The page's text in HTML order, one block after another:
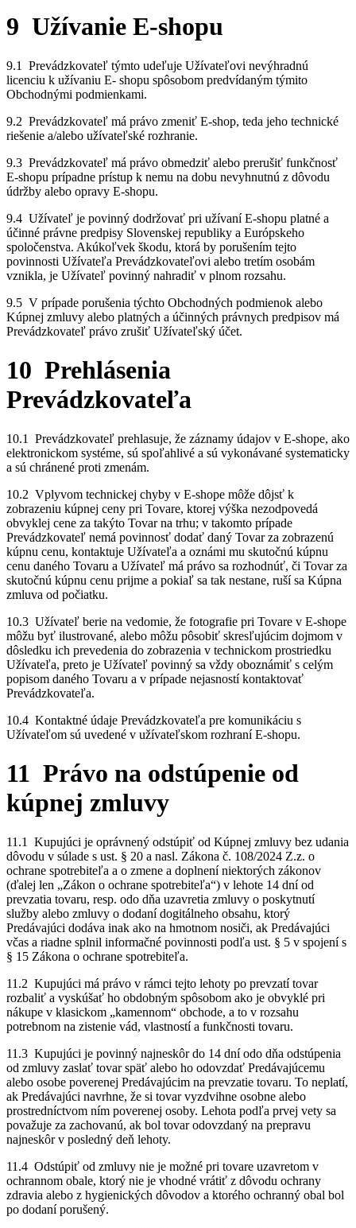
9 Užívanie E-shopu
9.1 Prevádzkovateľ týmto udeľuje Užívateľovi nevýhradnú
licenciu k užívaniu E- shopu spôsobom predvídaným týmito
Obchodnými podmienkami.
9.2 Prevádzkovateľ má právo zmeniť E-shop, teda jeho technické
riešenie a/alebo užívateľské rozhranie.
9.3 Prevádzkovateľ má právo obmedziť alebo prerušiť funkčnosť
E-shopu prípadne prístup k nemu na dobu nevyhnutnú z dôvodu
údržby alebo opravy E-shopu.
9.4 Užívateľ je povinný dodržovať pri užívaní E-shopu platné a
účinné právne predpisy Slovenskej republiky a Európskeho
spoločenstva. Akúkoľvek škodu, ktorá by porušením tejto
povinnosti Užívateľa Prevádzkovateľovi alebo tretím osobám
vznikla, je Užívateľ povinný nahradiť v plnom rozsahu.
9.5 V prípade porušenia týchto Obchodných podmienok alebo
Kúpnej zmluvy alebo platných a účinných právnych predpisov má
Prevádzkovateľ právo zrušiť Užívateľský účet.
10 Prehlásenia
Prevádzkovateľa
10.1 Prevádzkovateľ prehlasuje, že záznamy údajov v E-shope, ako
elektronickom systéme, sú spoľahlivé a sú vykonávané systematicky
a sú chránené proti zmenám.
10.2 Vplyvom technickej chyby v E-shope môže dôjsť k
zobrazeniu kúpnej ceny pri Tovare, ktorej výška nezodpovedá
obvyklej cene za takýto Tovar na trhu; v takomto prípade
Prevádzkovateľ nemá povinnosť dodať daný Tovar za zobrazenú
kúpnu cenu, kontaktuje Užívateľa a oznámi mu skutočnú kúpnu
cenu daného Tovaru a Užívateľ má právo sa rozhodnúť, či Tovar za
skutočnú kúpnu cenu prijme a pokiaľ sa tak nestane, ruší sa Kúpna
zmluva od počiatku.
10.3 Užívateľ berie na vedomie, že fotografie pri Tovare v E-shope
môžu byť ilustrované, alebo môžu pôsobiť skresľujúcim dojmom v
dôsledku ich prevedenia do zobrazenia v technickom prostriedku
Užívateľa, preto je Užívateľ povinný sa vždy oboznámiť s celým
popisom daného Tovaru a v prípade nejasností kontaktovať
Prevádzkovateľa.
10.4 Kontaktné údaje Prevádzkovateľa pre komunikáciu s
Užívateľom sú uvedené v užívateľskom rozhraní E-shopu.
11 Právo na odstúpenie od
kúpnej zmluvy
11.1 Kupujúci je oprávnený odstúpiť od Kúpnej zmluvy bez udania
dôvodu v súlade s ust. § 20 a nasl. Zákona č. 108/2024 Z.z. o
ochrane spotrebiteľa a o zmene a doplnení niektorých zákonov
(ďalej len „Zákon o ochrane spotrebiteľa“) v lehote 14 dní od
prevzatia tovaru, resp. odo dňa uzavretia zmluvy o poskytnutí
služby alebo zmluvy o dodaní dogitálneho obsahu, ktorý
Predávajúci dodáva inak ako na hmotnom nosiči, ak Predávajúci
včas a riadne splnil informačné povinnosti podľa ust. § 5 v spojení s
§ 15 Zákona o ochrane spotrebiteľa.
11.2 Kupujúci má právo v rámci tejto lehoty po prevzatí tovar
rozbaliť a vyskúšať ho obdobným spôsobom ako je obvyklé pri
nákupe v klasickom „kamennom“ obchode, a to v rozsahu
potrebnom na zistenie vád, vlastností a funkčnosti tovaru.
11.3 Kupujúci je povinný najneskôr do 14 dní odo dňa odstúpenia
od zmluvy zaslať tovar späť alebo ho odovzdať Predávajúcemu
alebo osobe poverenej Predávajúcim na prevzatie tovaru. To neplatí,
ak Predávajúci navrhne, že si tovar vyzdvihne osobne alebo
prostredníctvom ním poverenej osoby. Lehota podľa prvej vety sa
považuje za zachovanú, ak bol tovar odovzdaný na prepravu
najneskôr v posledný deň lehoty.
11.4 Odstúpiť od zmluvy nie je možné pri tovare uzavretom v
ochrannom obale, ktorý nie je vhodné vrátiť z dôvodu ochrany
zdravia alebo z hygienických dôvodov a ktorého ochranný obal bol
po dodaní porušený.